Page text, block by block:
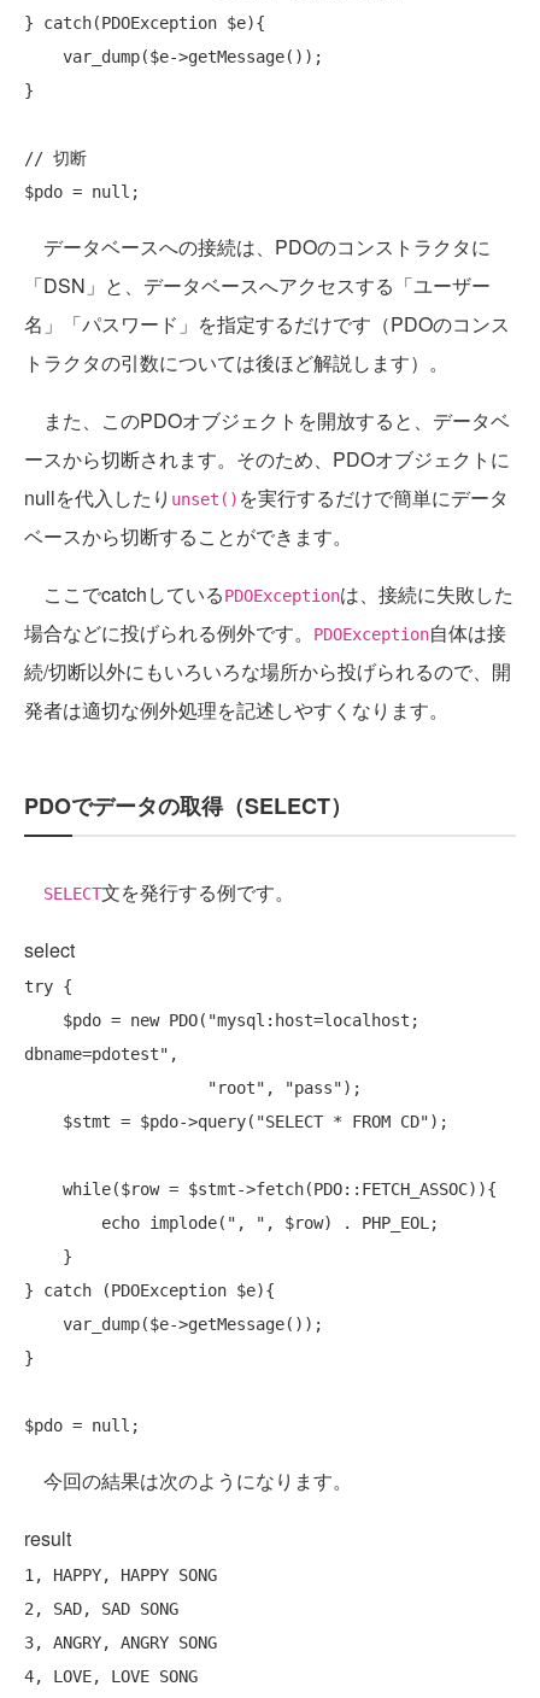
} catch(PDOException $e){
}
// 切断
データベースへの接続は、PDOのコンストラクタに
「DSN」と、データベースへアクセスする「ユーザー
名」「パスワード」を指定するだけです（PDOのコンス
トラクタの引数については後ほど解説します）。
また、このPDOオブジェクトを開放すると、データベ
ースから切断されます。そのため、PDOオブジェクトに
nullを代入したり unset() を実行するだけで簡単にデータ
ベースから切断することができます。
ここでcatchしているPDOExceptionは、接続に失敗した
場合などに投げられる例外です。
PDOException自体は接
続/切断以外にもいろいろな場所から投げられるので、開
発者は適切な例外処理を記述しやすくなります。
PDOでデータの取得（SELECT）
SELECT文を発行する例です。
select
try {
    $pdo =
new PDO( "mysql:host=localhost;
dbname=pdotest" ,
"root" , "pass");
    $stmt = $pdo->query(
"SELECT * FROM CD");
while($row = $stmt->fetch(PDO::FETCH_ASSOC)){
echo implode( ", " , $row) . PHP_EOL;
} catch (PDOException $e){
}
今回の結果は次のようになります。
result
1, HAPPY, HAPPY SONG
2, SAD, SAD SONG
3, ANGRY, ANGRY SONG
4, LOVE, LOVE SONG